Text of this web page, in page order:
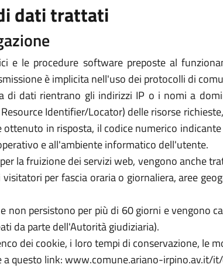
dati trattati
e le procedure software preposte al
è implicita nell'uso dei protocolli di
di dati rientrano gli indirizzi IP o i nomi a
Identifier/Locator) delle risorse
in risposta, il codice numerico
e all'ambiente informatico dell'utente.
la fruizione dei servizi web, vengono anche
per fascia oraria o giornaliera, aree
non persistono per più di 60 giorni e vengono
da parte dell'Autorità giudiziaria).
dei cookie, i loro tempi di conservazione, le
a questo link: www.comune.ariano-irpino.av.it/